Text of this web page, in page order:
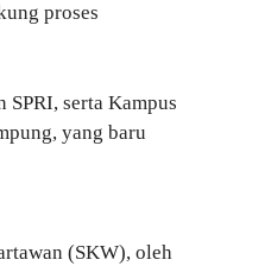
proses
SPRI, serta Kampus
yang baru
(SKW), oleh